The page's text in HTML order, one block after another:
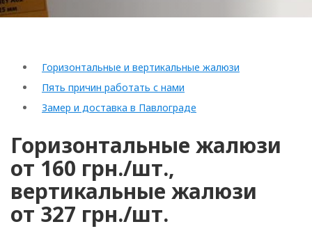
Горизонтальные и вертикальные жалюзи
Пять причин работать с нами
Замер и доставка в Павлограде
Горизонтальные жалюзи
от 160 грн./шт.,
вертикальные жалюзи
от 327 грн./шт.